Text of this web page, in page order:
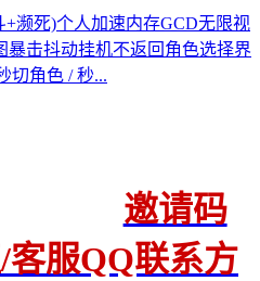
濒死)个人加速内存GCD无限视
暴击抖动挂机不返回角色选择界
切角色 / 秒...
邀请码
服QQ联系方